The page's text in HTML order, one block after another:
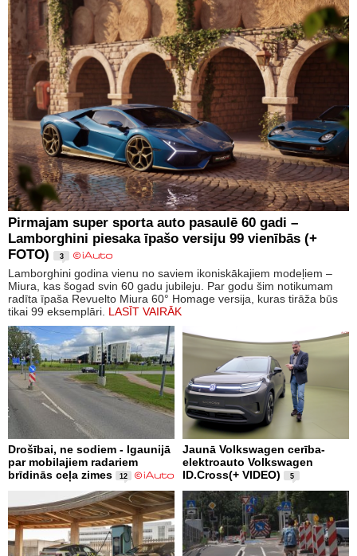
Pirmajam super sporta auto pasaulē 60 gadi –
Lamborghini piesaka īpašo versiju 99 vienībās (+
FOTO)
3
Lamborghini godina vienu no saviem ikoniskākajiem modeļiem –
Miura, kas šogad svin 60 gadu jubileju. Par godu šim notikumam
radīta īpaša Revuelto Miura 60° Homage versija, kuras tirāža būs
tikai 99 eksemplāri. LASĪT VAIRĀK
Drošībai, ne sodiem - Igaunijā
par mobilajiem radariem
brīdinās ceļa zimes
12
Jaunā Volkswagen cerība-
elektroauto Volkswagen
ID.Cross(+ VIDEO)
5